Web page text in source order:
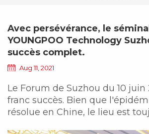
Avec persévérance, le
YOUNGPOO Technology
succès complet.
Aug 11, 2021
Le Forum de Suzhou du 10 juin
franc succès. Bien que
résolue en Chine, le lieu est